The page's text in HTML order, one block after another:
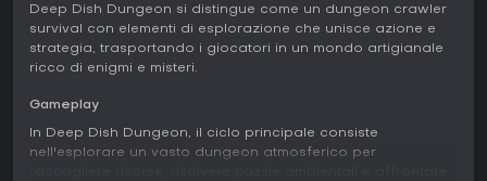
Deep Dish Dungeon si distingue come un dungeon crawler
survival con elementi di esplorazione che unisce azione e
strategia, trasportando i giocatori in un mondo artigianale
ricco di enigmi e misteri.
Gameplay
In Deep Dish Dungeon, il ciclo principale consiste
nell'esplorare un vasto dungeon atmosferico per